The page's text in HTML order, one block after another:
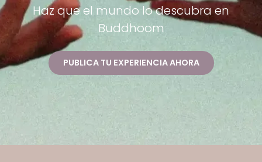
Haz que el mundo lo descubra en
Buddhoom
PUBLICA TU EXPERIENCIA AHORA